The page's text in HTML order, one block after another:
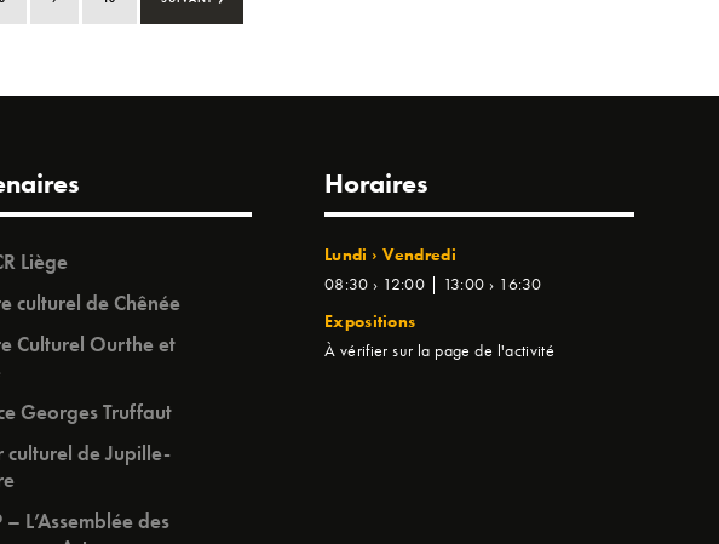
Liège
culturel de Chênée
Culturel Ourthe et
Georges Truffaut
culturel de Jupille-
– L’Assemblée des
Horaires
Lundi › Vendredi
08:30 › 12:00 | 13:00 › 16:30
Expositions
À vérifier sur la page de l'activité